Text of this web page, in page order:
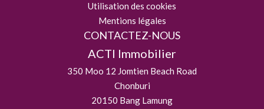
Utilisation des cookies
Mentions légales
CONTACTEZ-NOUS
ACTI Immobilier
350 Moo 12 Jomtien Beach Road
Chonburi
20150 Bang Lamung